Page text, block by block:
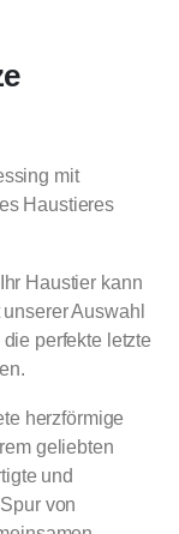
mit
Haustieres
Haustier kann
Auswahl
perfekte letzte
herzförmige
geliebten
und
von